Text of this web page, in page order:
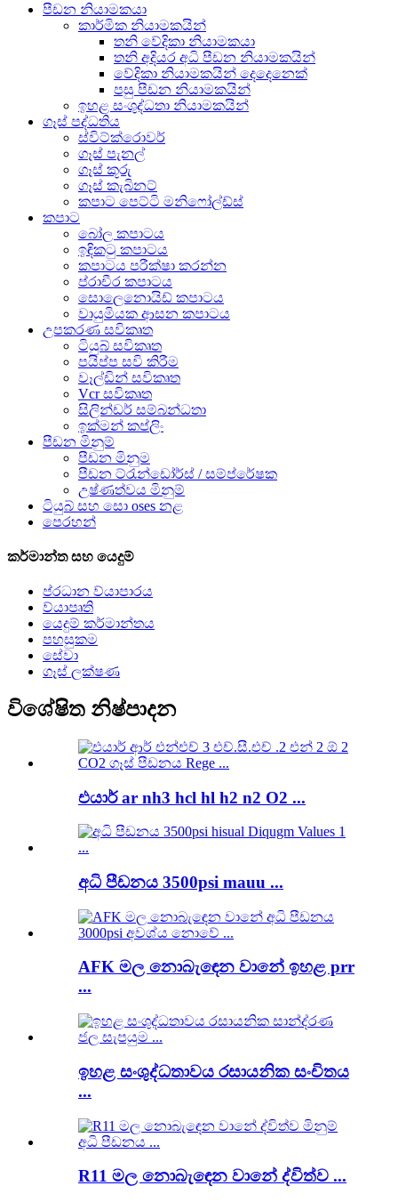
පීඩන නියාමකයා
කාර්මික නියාමකයින්
තනි වේදිකා නියාමකයා
තනි අදියර අධි පීඩන නියාමකයින්
වේදිකා නියාමකයින් දෙදෙනෙක්
පසු පීඩන නියාමකයින්
ඉහළ සංශුද්ධතා නියාමකයින්
ගෑස් පද්ධතිය
ස්විට්ක්රොවර්
ගෑස් පැනල්
ගෑස් කූරු
ගෑස් කැබිනට්
කපාට පෙට්ටි මනිෆෝල්ඩ්ස්
කපාට
බෝල කපාටය
ඉඳිකටු කපාටය
කපාටය පරීක්ෂා කරන්න
ප්රාචීර කපාටය
සොලෙනොයිඩ් කපාටය
වායුමියක ආසන කපාටය
උපකරණ සවිකෘත
ටියුබ් සවිකෘත
පයිප්ප සවි කිරීම
වෑල්ඩින් සවිකෘත
Vcr සවිකෘත
සිලින්ඩර් සම්බන්ධතා
ඉක්මන් කප්ලිං
පීඩන මිනුම්
පීඩන මිනුම
පීඩන ට්රැන්ඩෝර්ස් / සම්ප්රේෂක
උෂ්ණත්වය මිනුම්
ටියුබ් සහ සො oses නළ
පෙරහන්
කර්මාන්ත සහ යෙදුම්
ප්රධාන ව්යාපාරය
ව්යාපෘති
යෙදුම් කර්මාන්තය
පහසුකම
සේවා
ගෑස් ලක්ෂණ
විශේෂිත නිෂ්පාදන
එයාර් ar nh3 hcl hl h2 n2 O2 ...
අධි පීඩනය 3500psi mauu ...
AFK මල නොබැඳෙන වානේ ඉහළ prr
...
ඉහළ සංශුද්ධතාවය රසායනික සංචිතය
...
R11 මල නොබැඳෙන වානේ ද්විත්ව ...